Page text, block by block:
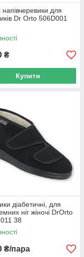
напівчеревики для
Dr Orto 506D001
₴
Купити
діабетичні, для
ніг жіночі DrOrto
38
₴/пара